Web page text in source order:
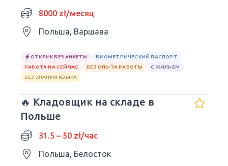
8000 zł/месяц
Польша, Варшава
ОТКЛИК БЕЗ АНКЕТЫ
БИОМЕТРИЧЕСКИЙ ПАСПОРТ
РАБОТА НА СЕЙЧАС
БЕЗ ОПЫТА РАБОТЫ
С ЖИЛЬЕМ
БЕЗ ЗНАНИЯ ЯЗЫКА
🔥 Кладовщик на складе в
Польше
31.5 – 50 zł/час
Польша, Белосток